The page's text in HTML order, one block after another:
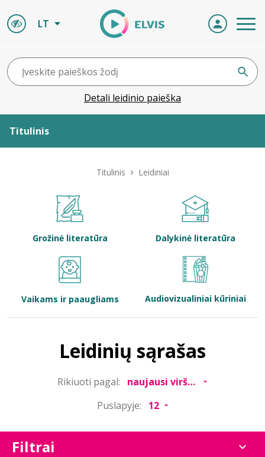
LT
Detali leidinio paieška
Titulinis
Bibliotekoms
Titulinis Leidiniai
Grožinė literatūra Dalykinė literatūra
Vaikams ir paaugliams Audiovizualiniai kūriniai
Leidinių sąrašas
Rikiuoti pagal:
Puslapyje:
Filtrai